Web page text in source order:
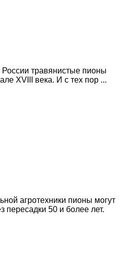
травянистые пионы
XVIII века. И с тех пор ...
агротехники пионы могут
пересадки 50 и более лет.